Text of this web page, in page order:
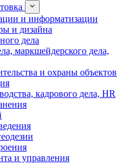
и информатизации
и дизайна
дела
маркшейдерского дела,
и охраны объектов
кадрового дела, HR
и управления